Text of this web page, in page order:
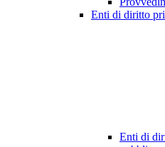
Enti di diritto
Enti di